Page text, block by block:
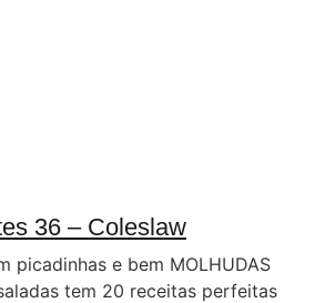
36 – Coleslaw
picadinhas e bem MOLHUDAS
tem 20 receitas perfeitas